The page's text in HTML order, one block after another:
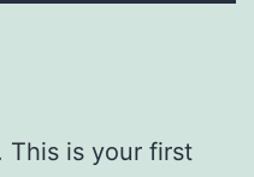
This is your first